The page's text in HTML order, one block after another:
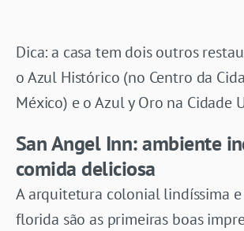
Dica: a casa tem dois outros
o Azul Histórico (no Centro da
México) e o Azul y Oro na Cidade
San Angel Inn: ambiente
comida deliciosa
A arquitetura colonial lindíssima
florida são as primeiras boas